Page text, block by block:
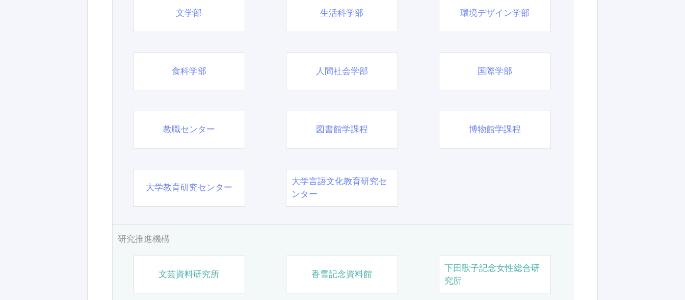
文学部 生活科学部 環境デザイン学部
食科学部 人間社会学部 国際学部
教職センター 図書館学課程 博物館学課程
大学教育研究センター
大学言語文化教育研究セ
ンター
研究推進機構
文芸資料研究所 香雪記念資料館
下田歌子記念女性総合研
究所